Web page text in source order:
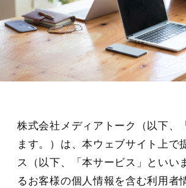
株式会社メディアトーク（以下、
ます。）は、本ウェブサイト上で
ス（以下、「本サービス」といい
るお客様の個人情報を含む利用者